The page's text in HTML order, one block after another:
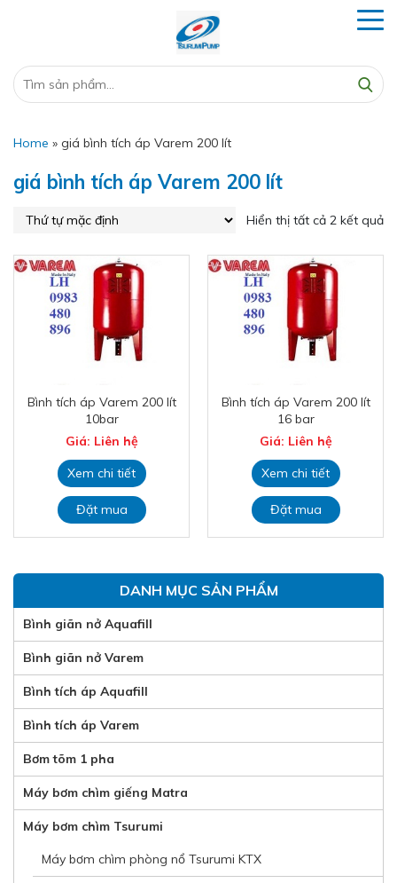
Home » giá bình tích áp Varem 200 lít
giá bình tích áp Varem 200 lít
Hiển thị tất cả 2 kết quả
Bình tích áp Varem 200 lít
10bar
Giá: Liên hệ
Xem chi tiết
Đặt mua
Bình tích áp Varem 200 lít
16 bar
Giá: Liên hệ
Xem chi tiết
Đặt mua
DANH MỤC SẢN PHẨM
Bình giãn nở Aquafill
Bình giãn nở Varem
Bình tích áp Aquafill
Bình tích áp Varem
Bơm tõm 1 pha
Máy bơm chìm giếng Matra
Máy bơm chìm Tsurumi
Máy bơm chìm phòng nổ Tsurumi KTX